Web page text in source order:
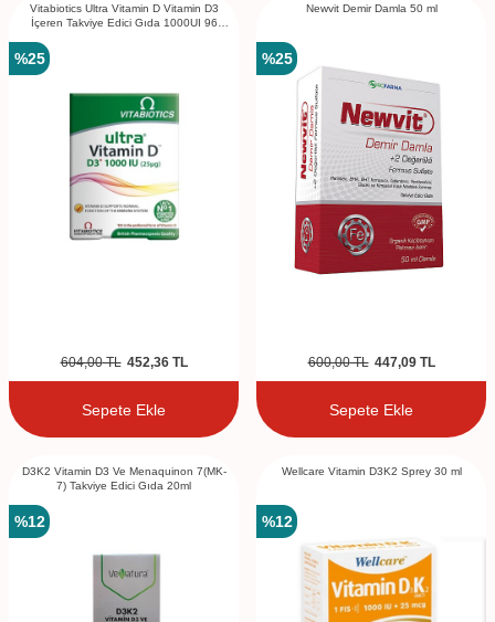
Vitabiotics Ultra Vitamin D Vitamin D3
İçeren Takviye Edici Gıda 1000UI 96
%25
604,00TL 452,36TL
Sepete Ekle
Newvit Demir Damla 50 ml
%25
600,00TL 447,09TL
Sepete Ekle
D3K2 Vitamin D3 Ve Menaquinon 7(MK-
7) Takviye Edici Gıda 20ml
%12
Wellcare Vitamin D3K2 Sprey 30 ml
%12